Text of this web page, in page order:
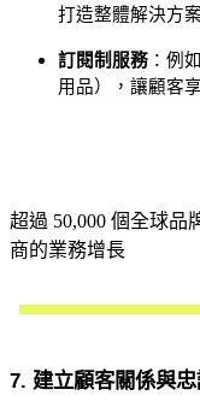
打造整體解決方
訂閱制服務 ：例
用品），讓顧客
超過 50,000 個全球品
商的業務增長
7. 建立顧客關係與忠